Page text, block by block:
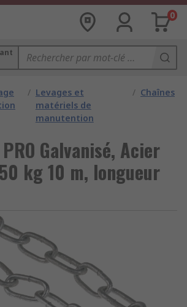
0
/ Levages et
matériels de
manutention
/ Chaînes
Galvanisé, Acier
kg 10 m, longueur